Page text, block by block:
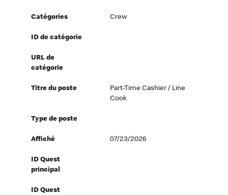
Catégories Crew
ID de catégorie
URL de
catégorie
Titre du poste
Part-Time Cashier / Line
Cook
Type de poste
Affiché 07/23/2026
ID Quest
principal
ID Quest